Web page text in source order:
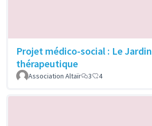
Projet médico-social : Le Jardin
thérapeutique
Association Altaïr 3 4